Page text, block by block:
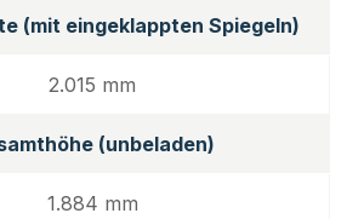
(mit eingeklappten Spiegeln)
2.015 mm
(unbeladen)
1.884 mm